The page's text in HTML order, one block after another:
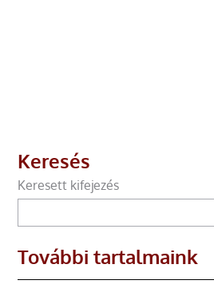
Keresés
Keresett kifejezés
További tartalmaink